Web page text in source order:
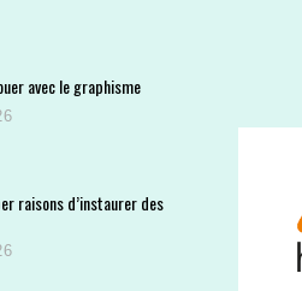
avec le graphisme
raisons d’instaurer des